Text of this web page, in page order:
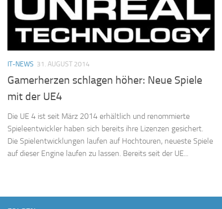
IT-NEWS 31. AUGUST 2014
Gamerherzen schlagen höher: Neue Spiele
mit der UE4
Die UE 4 ist seit März 2014 erhältlich und renommierte
Spieleentwickler haben sich bereits ihre Lizenzen gesichert.
Die Spielentwicklungen laufen auf Hochtouren, neueste Spiele
auf dieser Engine laufen zu lassen. Bereits seit der UE...